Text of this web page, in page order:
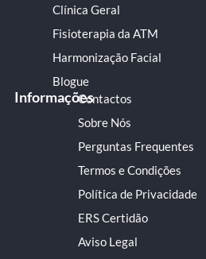
Clínica Geral
Fisioterapia da ATM
Harmonização Facial
Blogue
InformaçõesContactos
Sobre Nós
Perguntas Frequentes
Termos e Condições
Política de Privacidade
ERS Certidão
Aviso Legal